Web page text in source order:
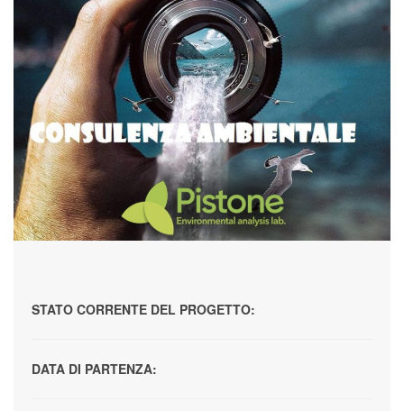
STATO CORRENTE DEL PROGETTO:
DATA DI PARTENZA: